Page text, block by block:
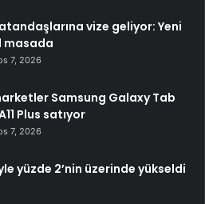
vize geliyor: Yeni
masada
7, 2026
Samsung Galaxy Tab
Plus satıyor
7, 2026
yüzde 2’nin üzerinde yükseldi